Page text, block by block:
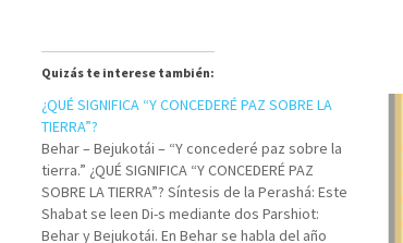
Quizás te interese también:
¿QUÉ SIGNIFICA “Y CONCEDERÉ PAZ SOBRE LA
TIERRA”?
Behar – Bejukotái – “Y concederé paz sobre la
tierra.” ¿QUÉ SIGNIFICA “Y CONCEDERÉ PAZ
SOBRE LA TIERRA”? Síntesis de la Perashá: Este
Shabat se leen Di-s mediante dos Parshiot:
Behar y Bejukotái. En Behar se habla del año